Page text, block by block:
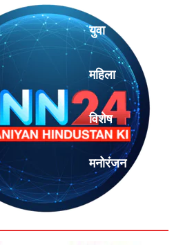
युवा
महिला
विशेष
मनोरंजन